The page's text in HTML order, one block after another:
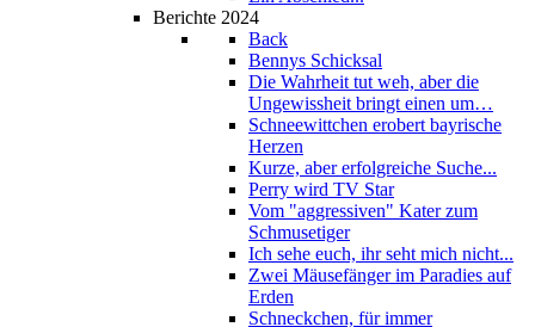
Berichte 2024
Back
Bennys Schicksal
Die Wahrheit tut weh, aber die
Ungewissheit bringt einen um…
Schneewittchen erobert bayrische
Herzen
Kurze, aber erfolgreiche Suche...
Perry wird TV Star
Vom "aggressiven" Kater zum
Schmusetiger
Ich sehe euch, ihr seht mich nicht...
Zwei Mäusefänger im Paradies auf
Erden
Schneckchen, für immer